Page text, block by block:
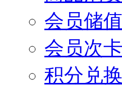
会员储
会员次
积分兑